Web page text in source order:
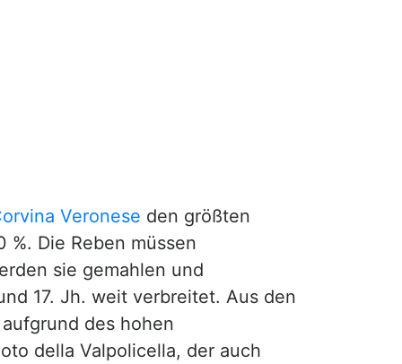
Veronese den größten
Die Reben müssen
sie gemahlen und
17. Jh. weit verbreitet. Aus den
des hohen
della Valpolicella, der auch